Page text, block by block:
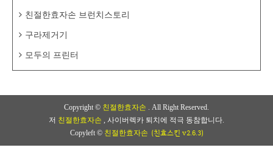
친절한효자손 브런치스토리
구라제거기
모두의 프린터
Copyright © 친절한효자손
. All Right Reserved.
저 친절한효자손
, 사이버렉카 퇴치에 적극 동참합니다.
Copyleft © 친절한효자손 (친효스킨 v2.6.3)